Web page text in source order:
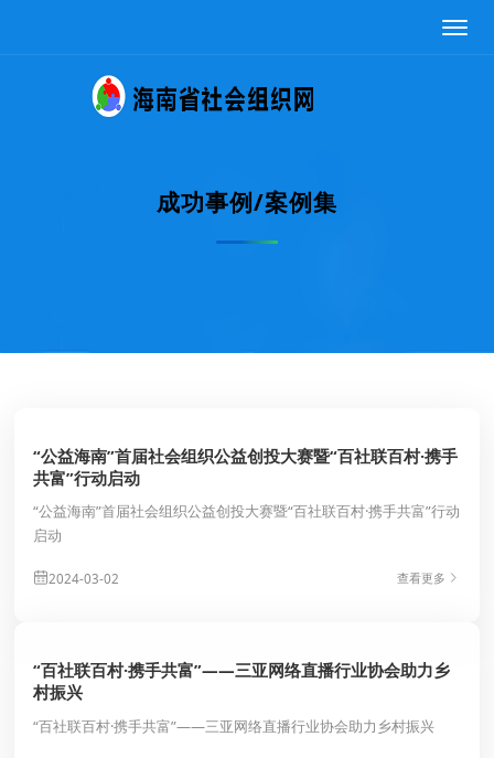
成功事例/案例集
“公益海南”首届社会组织公益创投大赛暨“百社联百村·携手
共富”行动启动
“公益海南”首届社会组织公益创投大赛暨“百社联百村·携手共富”行动
启动
2024-03-02 查看更多
“百社联百村·携手共富”——三亚网络直播行业协会助力乡
村振兴
“百社联百村·携手共富”——三亚网络直播行业协会助力乡村振兴